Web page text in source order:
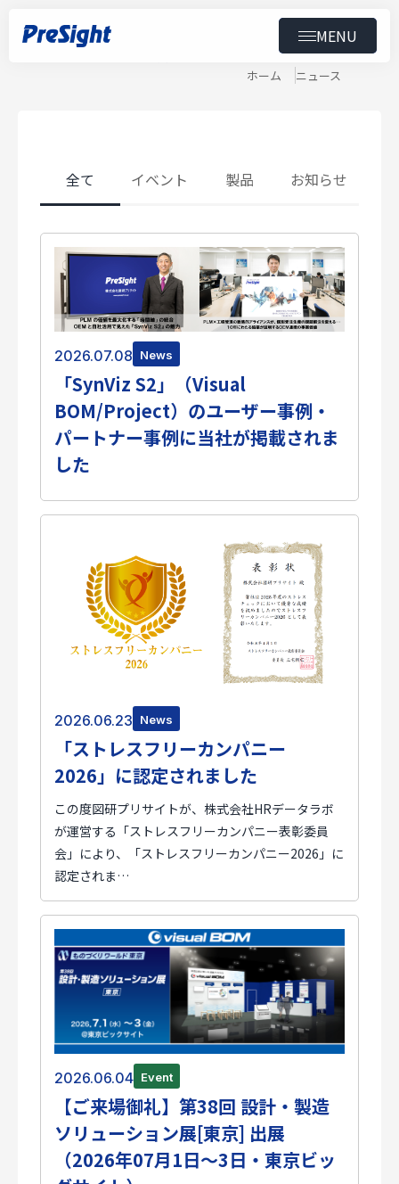
MENU
ニュース
セミナー
ダウンロード
会社情報
スペシャルコンテンツ用語集
採用情報
個人情報保護方針
サイトのご利用にあたって
サイトマップ
News
ホーム ニュース
全て イベント 製品 お知らせ
2026.07.08 News
「SynViz S2」（Visual
BOM/Project）のユーザー事例・
パートナー事例に当社が掲載されま
した
2026.06.23 News
「ストレスフリーカンパニー
2026」に認定されました
この度図研プリサイトが、株式会社HRデータラボ
が運営する「ストレスフリーカンパニー表彰委員
会」により、「ストレスフリーカンパニー2026」に
認定されま…
2026.06.04 Event
【ご来場御礼】第38回 設計・製造
ソリューション展[東京] 出展
（2026年07月1日～3日・東京ビッ